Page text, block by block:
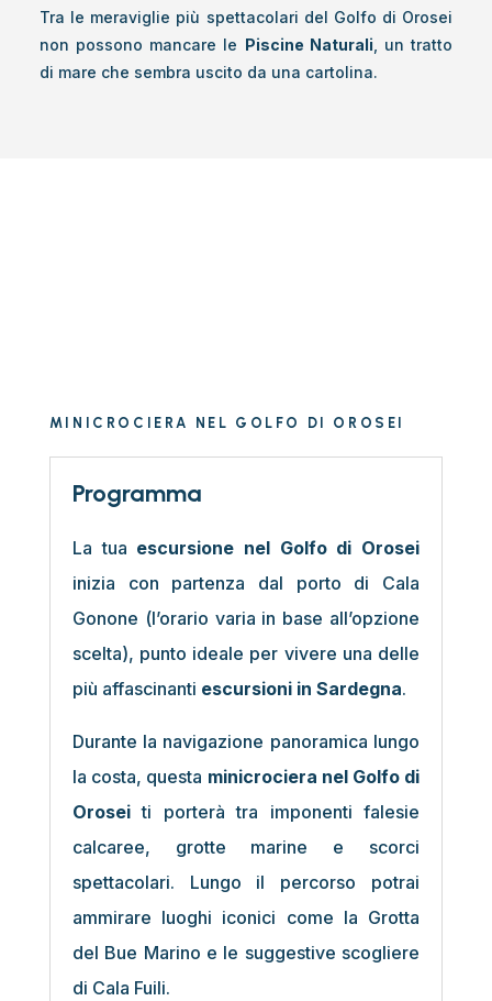
Tra le meraviglie più spettacolari del Golfo di Orosei
non possono mancare le Piscine Naturali , un tratto
di mare che sembra uscito da una cartolina.
MINICROCIERA NEL GOLFO DI OROSEI
Programma
La tua escursione nel Golfo di Orosei
inizia con partenza dal porto di Cala
Gonone (l’orario varia in base all’opzione
scelta), punto ideale per vivere una delle
più affascinanti escursioni in Sardegna.
Durante la navigazione panoramica lungo
la costa, questa minicrociera nel Golfo di
Oroseiti porterà tra imponenti falesie
calcaree, grotte marine e scorci
spettacolari. Lungo il percorso potrai
ammirare luoghi iconici come la Grotta
del Bue Marino e le suggestive scogliere
di Cala Fuili.